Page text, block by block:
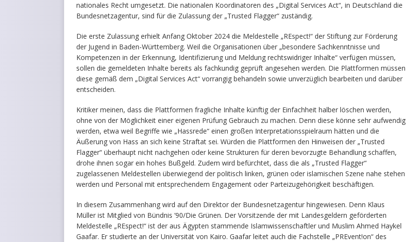
nationales Recht umgesetzt. Die nationalen Koordinatoren des „Digital Services Act“, in Deutschland die
Bundesnetzagentur, sind für die Zulassung der „Trusted Flagger“ zuständig.
Die erste Zulassung erhielt Anfang Oktober 2024 die Meldestelle „REspect!“ der Stiftung zur Förderung
der Jugend in Baden-Württemberg. Weil die Organisationen über „besondere Sachkenntnisse und
Kompetenzen in der Erkennung, Identifizierung und Meldung rechtswidriger Inhalte“ verfügen müssen,
sollen die gemeldeten Inhalte bereits als fachkundig geprüft angesehen werden. Die Plattformen müssen
diese gemäß dem „Digital Services Act“ vorrangig behandeln sowie unverzüglich bearbeiten und darüber
entscheiden.
Kritiker meinen, dass die Plattformen fragliche Inhalte künftig der Einfachheit halber löschen werden,
ohne von der Möglichkeit einer eigenen Prüfung Gebrauch zu machen. Denn diese könne sehr aufwendig
werden, etwa weil Begriffe wie „Hassrede“ einen großen Interpretationsspielraum hätten und die
Äußerung von Hass an sich keine Straftat sei. Würden die Plattformen den Hinweisen der „Trusted
Flagger“ überhaupt nicht nachgehen oder keine Strukturen für deren bevorzugte Behandlung schaffen,
drohe ihnen sogar ein hohes Bußgeld. Zudem wird befürchtet, dass die als „Trusted Flagger“
zugelassenen Meldestellen überwiegend der politisch linken, grünen oder islamischen Szene nahe stehen
werden und Personal mit entsprechendem Engagement oder Parteizugehörigkeit beschäftigen.
In diesem Zusammenhang wird auf den Direktor der Bundesnetzagentur hingewiesen. Denn Klaus
Müller ist Mitglied von Bündnis ’90/Die Grünen. Der Vorsitzende der mit Landesgeldern geförderten
Meldestelle „REspect!“ ist der aus Ägypten stammende Islamwissenschaftler und Muslim Ahmed Haykel
Gaafar. Er studierte an der Universität von Kairo. Gaafar leitet auch die Fachstelle „PREvent!on“ des